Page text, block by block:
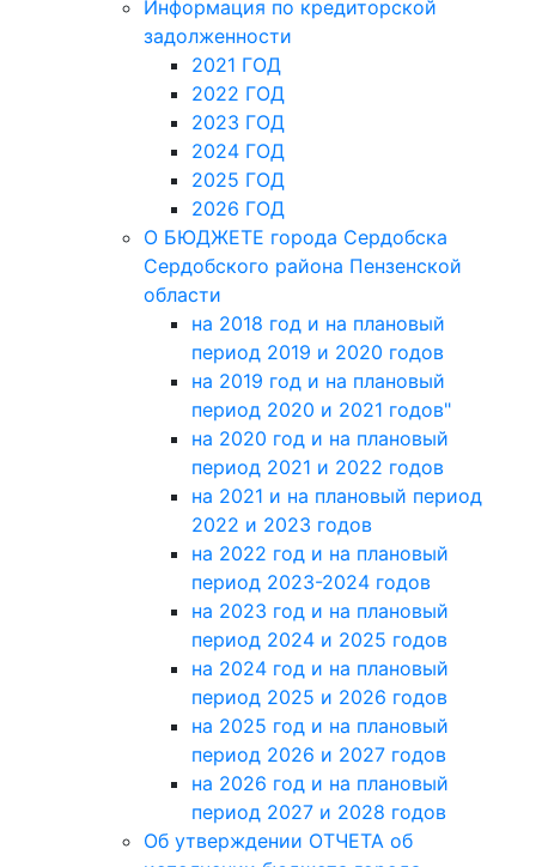
Информация по кредиторской
задолженности
2021 ГОД
2022 ГОД
2023 ГОД
2024 ГОД
2025 ГОД
2026 ГОД
О БЮДЖЕТЕ города Сердобска
Сердобского района Пензенской
области
на 2018 год и на плановый
период 2019 и 2020 годов
на 2019 год и на плановый
период 2020 и 2021 годов"
на 2020 год и на плановый
период 2021 и 2022 годов
на 2021 и на плановый период
2022 и 2023 годов
на 2022 год и на плановый
период 2023-2024 годов
на 2023 год и на плановый
период 2024 и 2025 годов
на 2024 год и на плановый
период 2025 и 2026 годов
на 2025 год и на плановый
период 2026 и 2027 годов
на 2026 год и на плановый
период 2027 и 2028 годов
Об утверждении ОТЧЕТА об